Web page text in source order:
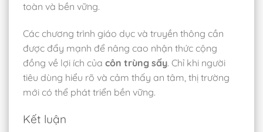
toàn và bền vững.
Các chương trình giáo dục và truyền thông cần
được đẩy mạnh để nâng cao nhận thức cộng
đồng về lợi ích của côn trùng sấy. Chỉ khi người
tiêu dùng hiểu rõ và cảm thấy an tâm, thị trường
mới có thể phát triển bền vững.
Kết luận